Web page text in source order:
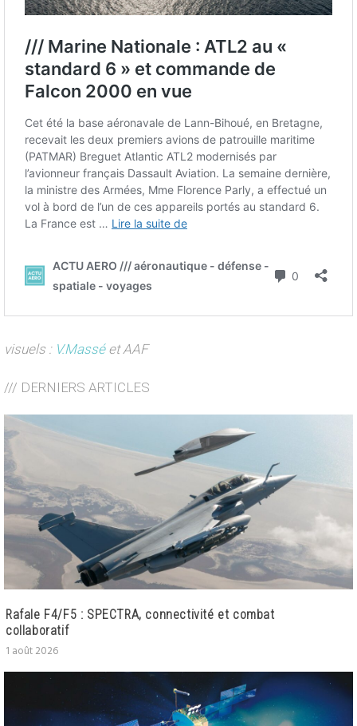
visuels : V.Masséet AAF
/// DERNIERS ARTICLES
Rafale F4/F5 : SPECTRA, connectivité et combat
collaboratif
1 août 2026